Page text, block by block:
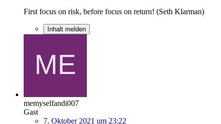
First focus on risk, before focus on return! (Seth Klarman)
Inhalt melden
memyselfandi007
Gast
7. Oktober 2021 um 23:22